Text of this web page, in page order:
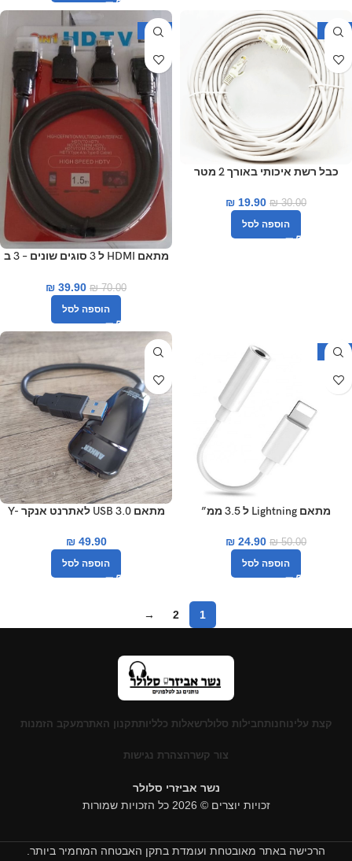
-34%
כבל רשת איכותי באורך 2 מטר
₪30.00
₪ 19.90
הוספה לסל
-43%
מתאם HDMI ל 3 סוגים שונים – 3 ב
₪70.00
₪ 39.90
הוספה לסל
-50%
מתאם Lightning ל 3.5 ממ”
₪50.00
₪ 24.90
הוספה לסל
מתאם USB 3.0 לאתרנט אנקר Y-
₪49.90
הוספה לסל
1
2
→
קצת עלינוחנותחבילות סלולרשאלות כלליותתקנון האתרמעקב הזמנות
צור קשרהצהרת נגישות
נשר אביזרי סלולר
זכויות יוצרים © 2026 כל הזכויות שמורות
הרכישה באתר מאובטחת ועומדת בתקן האבטחה המחמיר ביותר.